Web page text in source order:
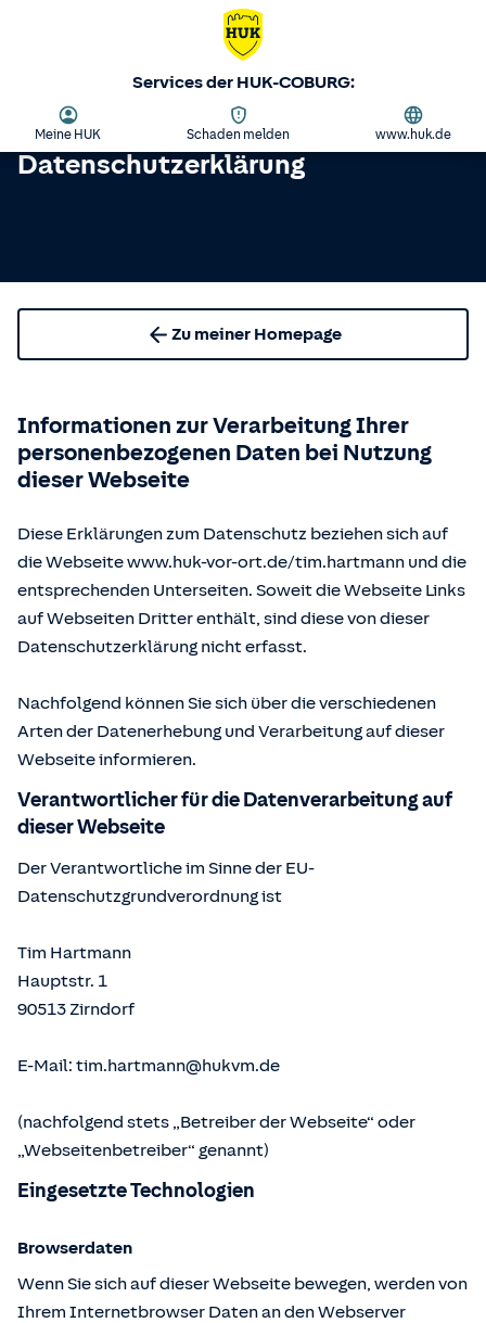
Services der HUK-COBURG:
Meine HUK Schaden melden www.huk.de
Datenschutzerklärung
Zu meiner Homepage
Informationen zur Verarbeitung Ihrer
personenbezogenen Daten bei Nutzung
dieser Webseite
Diese Erklärungen zum Datenschutz beziehen sich auf
die Webseite www.huk-vor-ort.de/tim.hartmann und die
entsprechenden Unterseiten. Soweit die Webseite Links
auf Webseiten Dritter enthält, sind diese von dieser
Datenschutzerklärung nicht erfasst.
Nachfolgend können Sie sich über die verschiedenen
Arten der Datenerhebung und Verarbeitung auf dieser
Webseite informieren.
Verantwortlicher für die Datenverarbeitung auf
dieser Webseite
Der Verantwortliche im Sinne der EU-
Datenschutzgrundverordnung ist
Tim Hartmann
Hauptstr. 1
90513Zirndorf
E-Mail: tim.hartmann@hukvm.de
(nachfolgend stets „Betreiber der Webseite“ oder
„Webseitenbetreiber“ genannt)
Eingesetzte Technologien
Browserdaten
Wenn Sie sich auf dieser Webseite bewegen, werden von
Ihrem Internetbrowser Daten an den Webserver